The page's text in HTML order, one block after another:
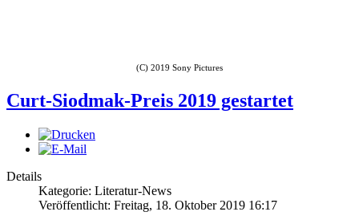
(C) 2019 Sony Pictures
Curt-Siodmak-Preis 2019 gestartet
Details
Kategorie: Literatur-News
Veröffentlicht: Freitag, 18. Oktober 2019 16:17